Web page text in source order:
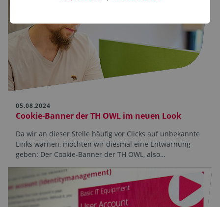
05.08.2024
Cookie-Banner der TH OWL im neuen Look
Da wir an dieser Stelle häufig vor Clicks auf unbekannte
Links warnen, möchten wir diesmal eine Entwarnung
geben: Der Cookie-Banner der TH OWL, also…